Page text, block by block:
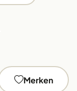
Merken